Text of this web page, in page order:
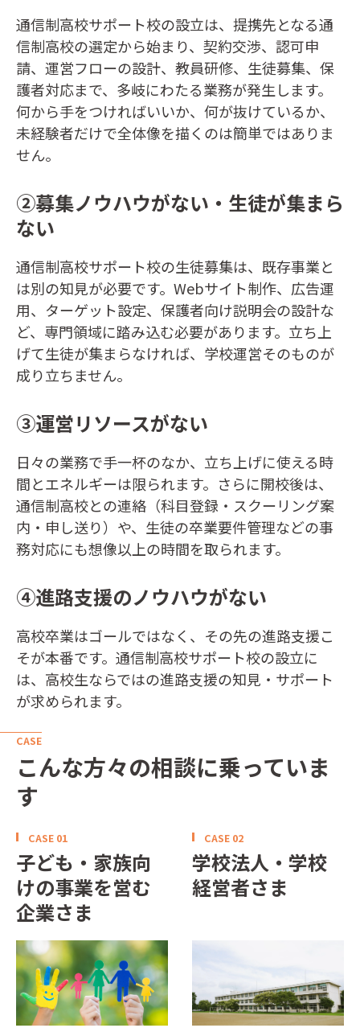
通信制高校サポート校の設立は、提携先となる通
信制高校の選定から始まり、契約交渉、認可申
請、運営フローの設計、教員研修、生徒募集、保
護者対応まで、多岐にわたる業務が発生します。
何から手をつければいいか、何が抜けているか、
未経験者だけで全体像を描くのは簡単ではありま
せん。
②募集ノウハウがない・生徒が集まら
ない
通信制高校サポート校の生徒募集は、既存事業と
は別の知見が必要です。Webサイト制作、広告運
用、ターゲット設定、保護者向け説明会の設計な
ど、専門領域に踏み込む必要があります。立ち上
げて生徒が集まらなければ、学校運営そのものが
成り立ちません。
③運営リソースがない
日々の業務で手一杯のなか、立ち上げに使える時
間とエネルギーは限られます。さらに開校後は、
通信制高校との連絡（科目登録・スクーリング案
内・申し送り）や、生徒の卒業要件管理などの事
務対応にも想像以上の時間を取られます。
④進路支援のノウハウがない
高校卒業はゴールではなく、その先の進路支援こ
そが本番です。通信制高校サポート校の設立に
は、高校生ならではの進路支援の知見・サポート
が求められます。
CASE
こんな方々の相談に乗っていま
す
CASE 01
子ども・家族向
けの事業を営む
企業さま
CASE 02
学校法人・学校
経営者さま